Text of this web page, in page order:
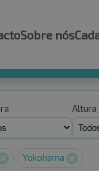
Sobre nós
Altura
Yokohama